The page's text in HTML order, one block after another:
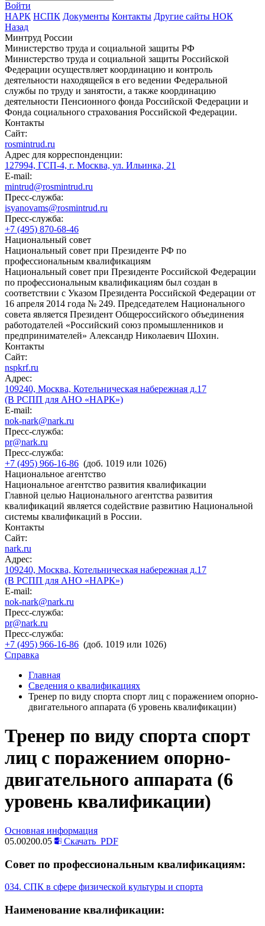
Войти
НАРК НСПК Документы Контакты Другие сайты НОК
Назад
Минтруд России
Министерство труда и социальной защиты РФ
Министерство труда и социальной защиты Российской
Федерации осуществляет координацию и контроль
деятельности находящейся в его ведении Федеральной
службы по труду и занятости, а также координацию
деятельности Пенсионного фонда Российской Федерации и
Фонда социального страхования Российской Федерации.
Контакты
Сайт:
rosmintrud.ru
Адрес для корреспонденции:
127994, ГСП-4, г. Москва, ул. Ильинка, 21
E-mail:
mintrud@rosmintrud.ru
Пресс-служба:
isyanovams@rosmintrud.ru
Пресс-служба:
+7 (495) 870-68-46
Национальный совет
Национальный совет при Президенте РФ по
профессиональным квалификациям
Национальный совет при Президенте Российской Федерации
по профессиональным квалификациям был создан в
соответствии с Указом Президента Российской Федерации от
16 апреля 2014 года № 249. Председателем Национального
совета является Президент Общероссийского объединения
работодателей «Российский союз промышленников и
предпринимателей» Александр Николаевич Шохин.
Контакты
Сайт:
nspkrf.ru
Адрес:
109240, Москва, Котельническая набережная д.17
(В РСПП для АНО «НАРК»)
E-mail:
nok-nark@nark.ru
Пресс-служба:
pr@nark.ru
Пресс-служба:
+7 (495) 966-16-86 (доб. 1019 или 1026)
Национальное агентство
Национальное агентство развития квалификации
Главной целью Национального агентства развития
квалификаций является содействие развитию Национальной
системы квалификаций в России.
Контакты
Сайт:
nark.ru
Адрес:
109240, Москва, Котельническая набережная д.17
(В РСПП для АНО «НАРК»)
E-mail:
nok-nark@nark.ru
Пресс-служба:
pr@nark.ru
Пресс-служба:
+7 (495) 966-16-86 (доб. 1019 или 1026)
Справка
Главная
Сведения о квалификациях
Тренер по виду спорта спорт лиц с поражением опорно-
двигательного аппарата (6 уровень квалификации)
Тренер по виду спорта спорт
лиц с поражением опорно-
двигательного аппарата (6
уровень квалификации)
Основная информация
05.00200.05
Скачать PDF
Совет по профессиональным квалификациям:
034. СПК в сфере физической культуры и спорта
Наименование квалификации: